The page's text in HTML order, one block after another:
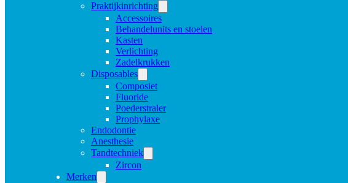
Praktijkinrichting
Accessoires
Behandelunits en stoelen
Kasten
Verlichting
Zadelkrukken
Disposables
Composiet
Fluoride
Poederstraler
Prophylaxe
Endodontie
Anesthesie
Tandtechniek
Zircon
Merken